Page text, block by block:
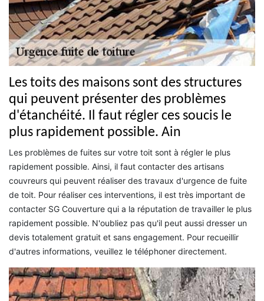
Les toits des maisons sont des structures
qui peuvent présenter des problèmes
d'étanchéité. Il faut régler ces soucis le
plus rapidement possible. Ain
Les problèmes de fuites sur votre toit sont à régler le plus
rapidement possible. Ainsi, il faut contacter des artisans
couvreurs qui peuvent réaliser des travaux d'urgence de fuite
de toit. Pour réaliser ces interventions, il est très important de
contacter SG Couverture qui a la réputation de travailler le plus
rapidement possible. N'oubliez pas qu'il peut aussi dresser un
devis totalement gratuit et sans engagement. Pour recueillir
d'autres informations, veuillez le téléphoner directement.